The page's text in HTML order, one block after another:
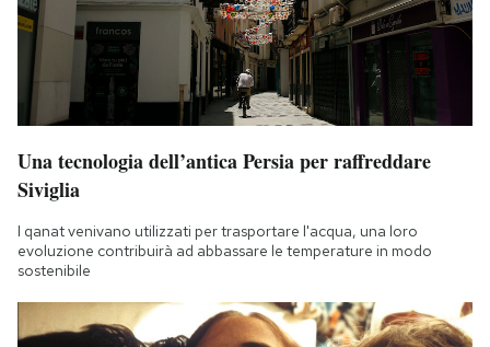
Una tecnologia dell’antica Persia per raffreddare
Siviglia
I qanat venivano utilizzati per trasportare l'acqua, una loro
evoluzione contribuirà ad abbassare le temperature in modo
sostenibile